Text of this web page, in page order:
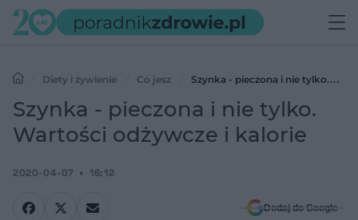
Diety i żywienie Co jesz
Szynka - pieczona i nie tylko.
Wartości odżywcze i kalorie
Szynka - pieczona i nie tylko.
Wartości odżywcze i kalorie
2020-04-07 16:12
Dodaj do Google